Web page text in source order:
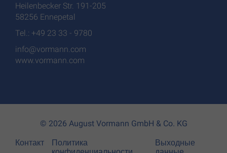
Heilenbecker Str. 191-205
58256 Ennepetal
Tel.: +49 23 33 - 9780
info@vormann.com
www.vormann.com
© 2026 August Vormann GmbH & Co. KG
Контакт
Политика
Выходные